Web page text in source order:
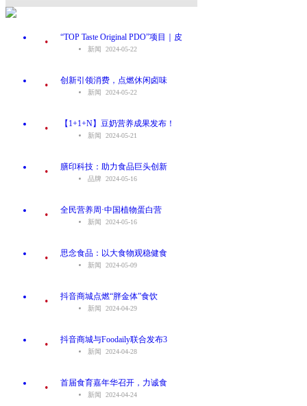
. “TOP Taste Original PDO”项目｜皮
新闻 2024-05-22
. 创新引领消费，点燃休闲卤味
新闻 2024-05-22
. 【1+1+N】豆奶营养成果发布！
新闻 2024-05-21
. 膳印科技：助力食品巨头创新
品牌 2024-05-16
. 全民营养周·中国植物蛋白营
新闻 2024-05-16
. 思念食品：以大食物观稳健食
新闻 2024-05-09
. 抖音商城点燃“胖金体”食饮
新闻 2024-04-29
. 抖音商城与Foodaily联合发布3
新闻 2024-04-28
. 首届食育嘉年华召开，力诚食
新闻 2024-04-24